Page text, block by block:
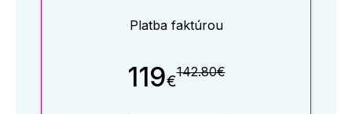
Platba faktúrou
119€142.80€